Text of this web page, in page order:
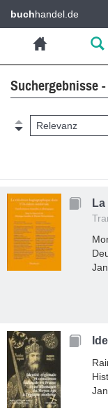
buchhandel.de
Suchergebnisse -
Relevanz